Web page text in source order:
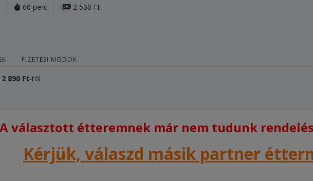
60 perc 2 500 Ft
FIZETÉSI MÓDOK
2 890 Ft-tól
A választott étteremnek már nem tudunk
Kérjük, válaszd másik partner